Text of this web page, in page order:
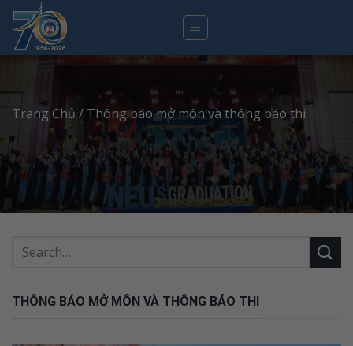
Skip
content
Trang Chủ / Thông báo mở môn và thông báo thi
THÔNG BÁO MỞ MÔN VÀ THÔNG BÁO THI